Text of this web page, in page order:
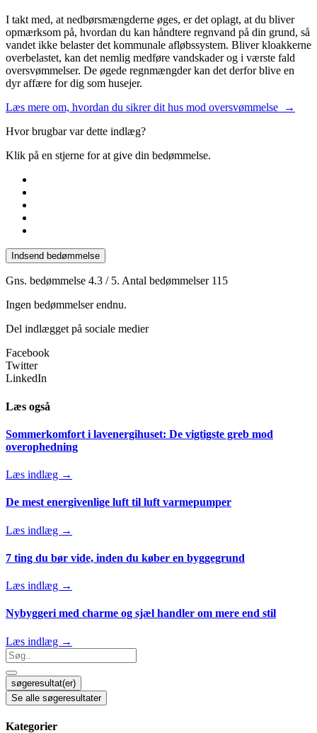
I takt med, at nedbørsmængderne øges, er det oplagt, at du bliver
opmærksom på, hvordan du kan håndtere regnvand på din grund, så
vandet ikke belaster det kommunale afløbssystem. Bliver kloakkerne
overbelastet, kan det nemlig medføre vandskader og i værste fald
oversvømmelser. De øgede regnmængder kan det derfor blive en
dyr affære for dig som husejer.
Læs mere om, hvordan du sikrer dit hus mod oversvømmelse →
Hvor brugbar var dette indlæg?
Klik på en stjerne for at give din bedømmelse.
Indsend bedømmelse
Gns. bedømmelse 4.3 / 5. Antal bedømmelser 115
Ingen bedømmelser endnu.
Del indlægget på sociale medier
Facebook
Twitter
LinkedIn
Læs også
Sommerkomfort i lavenergihuset: De vigtigste greb mod
overophedning
Læs indlæg →
De mest energivenlige luft til luft varmepumper
Læs indlæg →
7 ting du bør vide, inden du køber en byggegrund
Læs indlæg →
Nybyggeri med charme og sjæl handler om mere end stil
Læs indlæg →
Search
...
søgeresultat(er)
Se alle søgeresultater
Kategorier